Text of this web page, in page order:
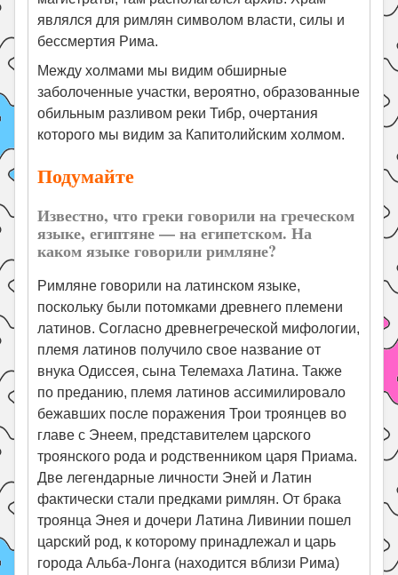
являлся для римлян символом власти, силы и
бессмертия Рима.
Между холмами мы видим обширные
заболоченные участки, вероятно, образованные
обильным разливом реки Тибр, очертания
которого мы видим за Капитолийским холмом.
Подумайте
Известно, что греки говорили на греческом
языке, египтя­не — на египетском. На
каком языке говорили римляне?
Римляне говорили на латинском языке,
поскольку были потомками древнего племени
латинов. Согласно древнегреческой мифологии,
племя латинов получило свое название от
внука Одиссея, сына Телемаха Латина. Также
по преданию, племя латинов ассимилировало
бежавших после поражения Трои троянцев во
главе с Энеем, представителем царского
троянского рода и родственником царя Приама.
Две легендарные личности Эней и Латин
фактически стали предками римлян. От брака
троянца Энея и дочери Латина Ливинии пошел
царский род, к которому принадлежал и царь
города Альба-Лонга (находится вблизи Рима)